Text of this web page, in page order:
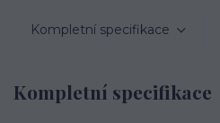
Kompletní specifikace
Kompletní specifikace